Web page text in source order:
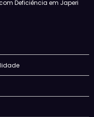
Deficiência em Japeri